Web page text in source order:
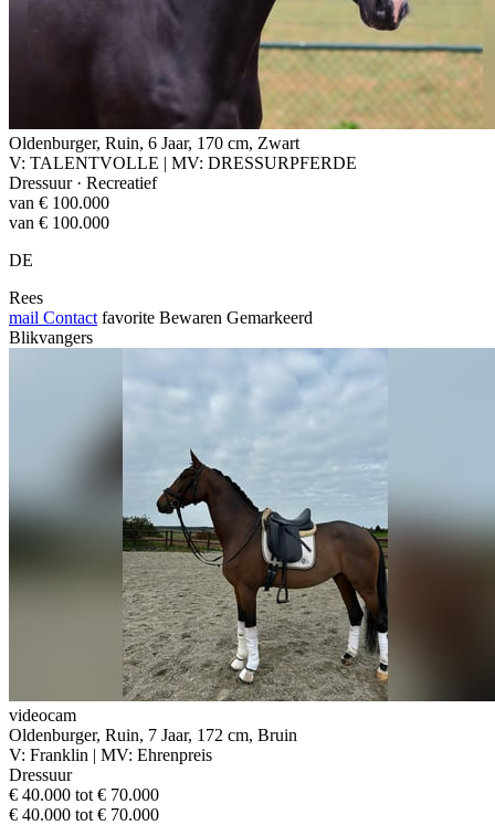
Oldenburger, Ruin, 6 Jaar, 170 cm, Zwart
V: TALENTVOLLE | MV: DRESSURPFERDE
Dressuur · Recreatief
van € 100.000
van € 100.000
DE
Rees
mail Contact favorite Bewaren Gemarkeerd
Blikvangers
videocam
Oldenburger, Ruin, 7 Jaar, 172 cm, Bruin
V: Franklin | MV: Ehrenpreis
Dressuur
€ 40.000 tot € 70.000
€ 40.000 tot € 70.000